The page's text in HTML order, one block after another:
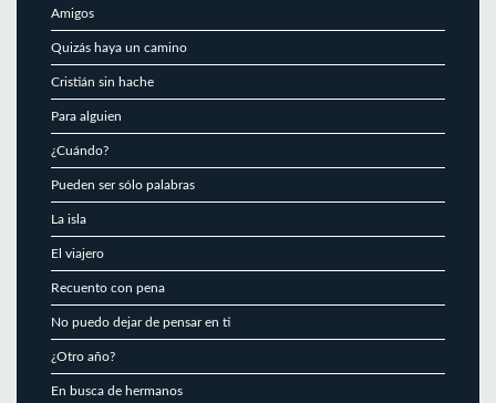
Amigos
Quizás haya un camino
Cristián sin hache
Para alguien
¿Cuándo?
Pueden ser sólo palabras
La isla
El viajero
Recuento con pena
No puedo dejar de pensar en ti
¿Otro año?
En busca de hermanos